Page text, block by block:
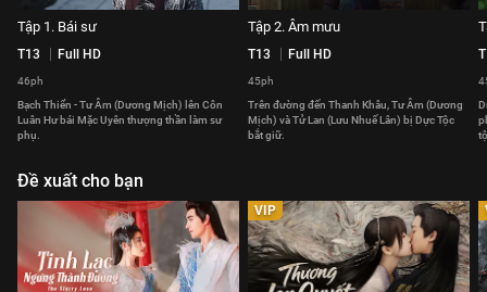
Tập 1. Bái sư
T13 Full HD
46ph
Bạch Thiển - Tư Âm (Dương Mịch) lên Côn
Luân Hư bái Mặc Uyên thượng thần làm sư
phụ.
Tập 2. Âm mưu
T13 Full HD
45ph
Trên đường đến Thanh Khâu, Tư Âm (Dương
Mịch) và Tử Lan (Lưu Nhuế Lân) bị Dực Tộc
bắt giữ.
Đề xuất cho bạn
VIP